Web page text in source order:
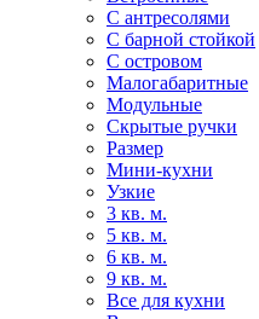
С антресолями
С барной стойкой
С островом
Малогабаритные
Модульные
Скрытые ручки
Размер
Мини-кухни
Узкие
3 кв. м.
5 кв. м.
6 кв. м.
9 кв. м.
Все для кухни